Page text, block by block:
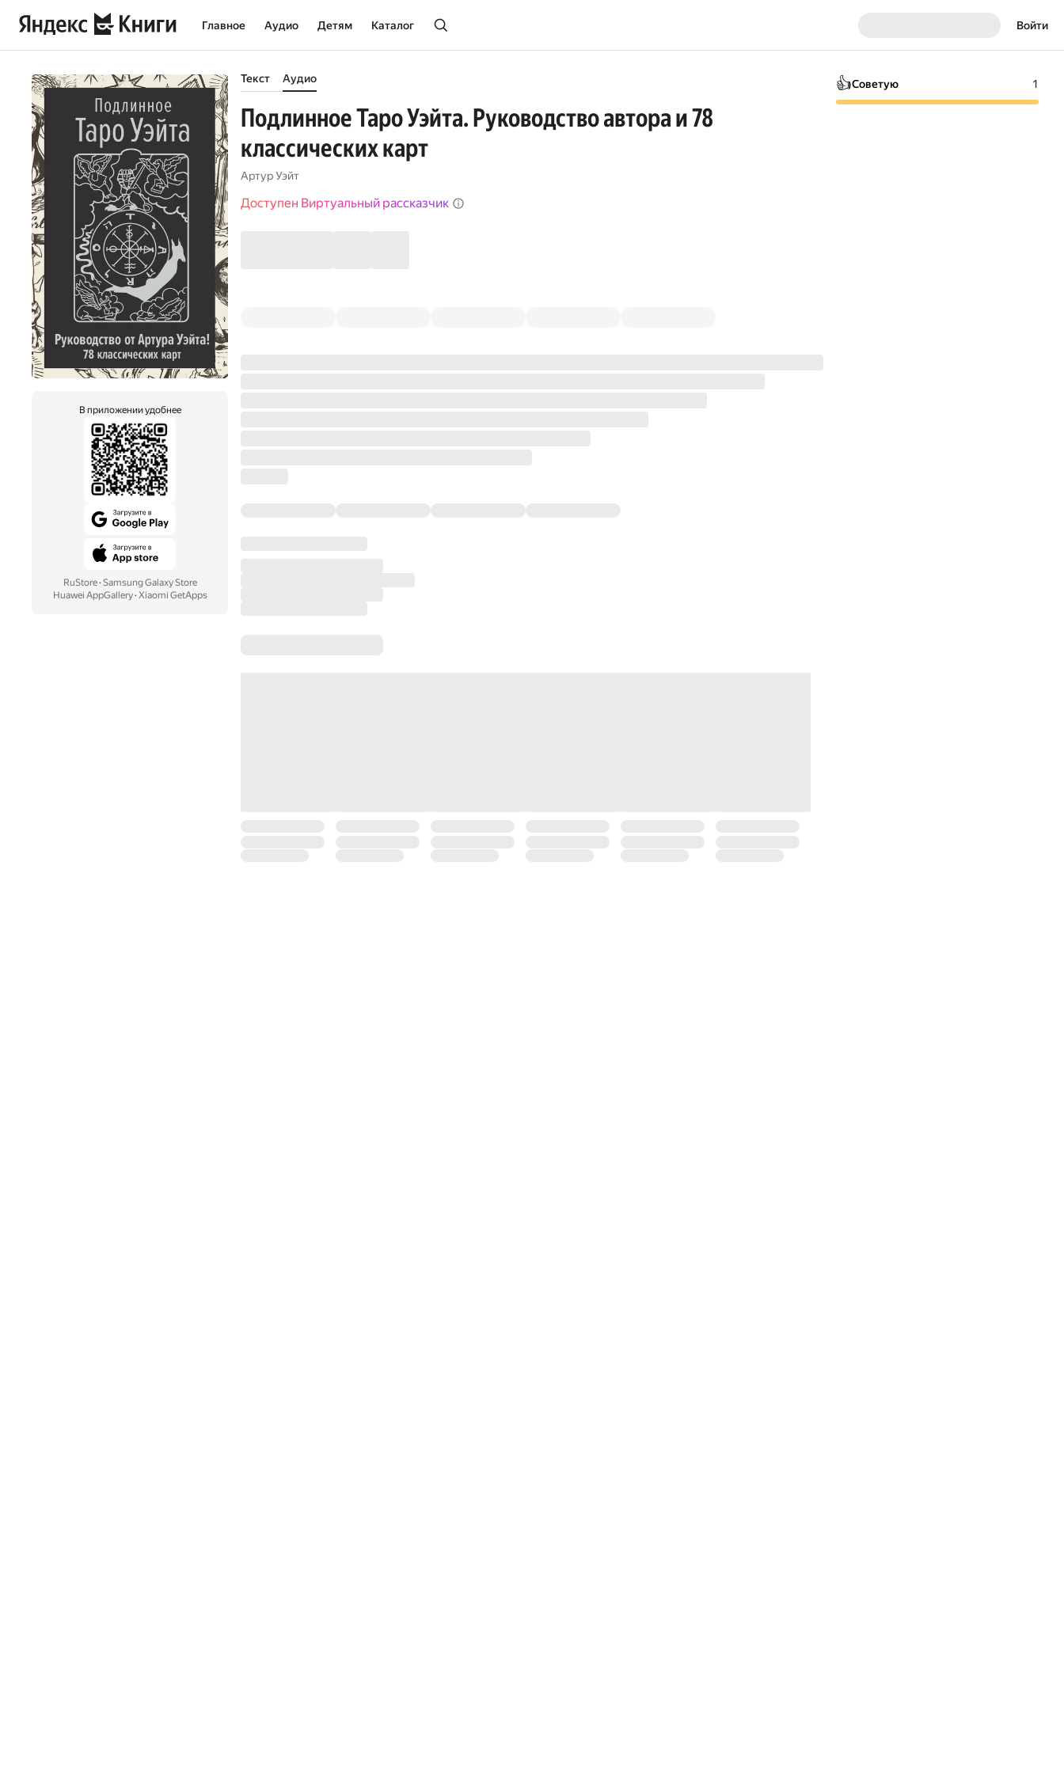
Главное Аудио Детям Каталог Войти
В приложении удобнее
RuStore· Samsung Galaxy Store
Huawei AppGallery· Xiaomi GetApps
Текст Аудио
Подлинное Таро Уэйта. Руководство автора и 78
классических карт
Артур Уэйт
Доступен Виртуальный рассказчик
👍Советую 1